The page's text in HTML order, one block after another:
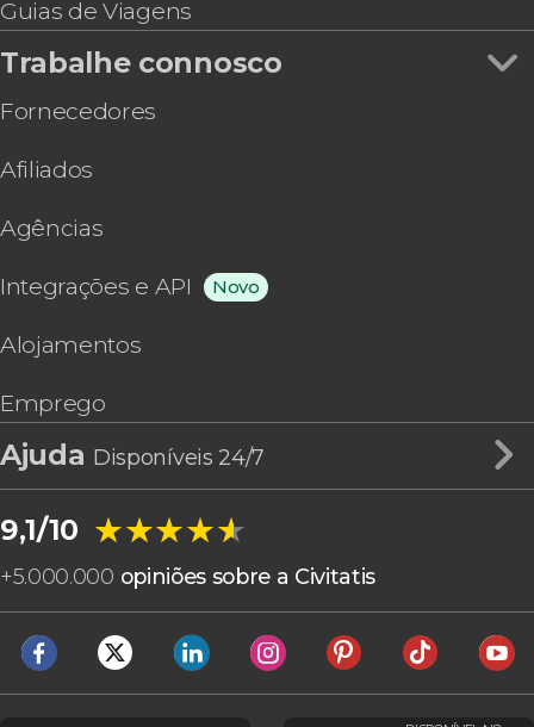
Guias de Viagens
Trabalhe connosco
Fornecedores
Afiliados
Agências
Integrações e API Novo
Alojamentos
Emprego
Ajuda Disponíveis 24/7
9,1/10 ★★★★★
★★★★★
+5.000.000 opiniões sobre a Civitatis